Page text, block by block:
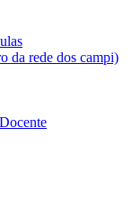
da rede dos campi)